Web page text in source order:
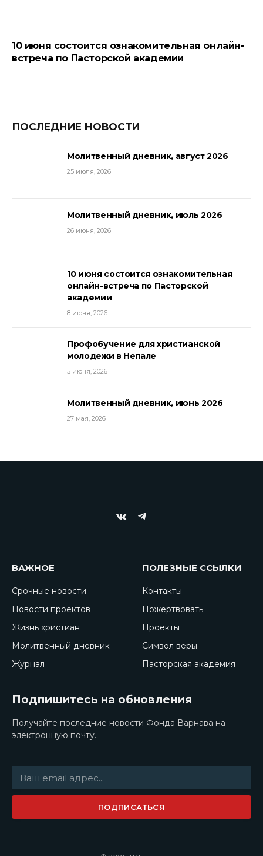
10 июня состоится ознакомительная онлайн-
встреча по Пасторской академии
ПОСЛЕДНИЕ НОВОСТИ
Молитвенный дневник, август 2026
25 июля, 2026
Молитвенный дневник, июль 2026
26 июня, 2026
10 июня состоится ознакомительная
онлайн-встреча по Пасторской
академии
8 июня, 2026
Профобучение для христианской
молодежи в Непале
5 июня, 2026
Молитвенный дневник, июнь 2026
27 мая, 2026
VKontakte
Telegram
ВАЖНОЕ
Срочные новости
Новости проектов
Жизнь христиан
Молитвенный дневник
Журнал
ПОЛЕЗНЫЕ ССЫЛКИ
Контакты
Пожертвовать
Проекты
Символ веры
Пасторская академия
Подпишитесь на обновления
Получайте последние новости Фонда Варнава на
электронную почту.
ПОДПИСАТЬСЯ